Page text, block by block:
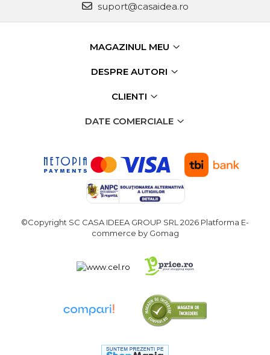
suport@casaidea.ro
MAGAZINUL MEU
DESPRE AUTORI
CLIENTI
DATE COMERCIALE
©Copyright SC CASA IDEEA GROUP SRL 2026 Platforma E-
commerce by Gomag